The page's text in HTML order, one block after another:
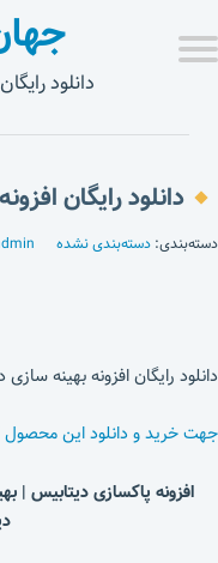
دانلود
دانلود رایگان
دسته‌بندی: دسته‌بندی نشده
دانلود رایگان افزونه بهینه
جهت خرید و دانلود این محصول
افزونه پاکسازی دیتابیس |